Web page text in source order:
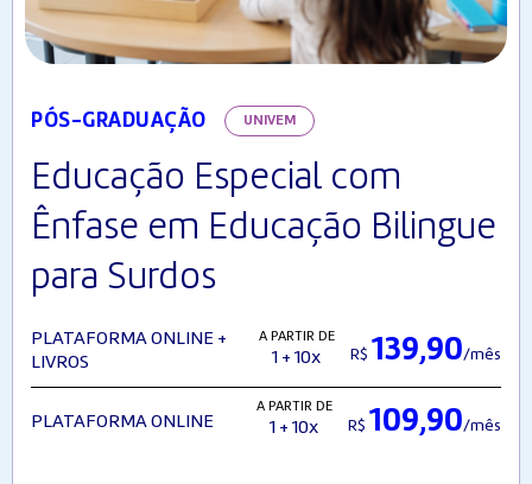
PÓS-GRADUAÇÃO UNIVEM
Educação Especial com
Ênfase em Educação Bilingue
para Surdos
PLATAFORMA ONLINE +
LIVROS
A PARTIR DE
1 + 10x R$ 139,90/mês
PLATAFORMA ONLINE
A PARTIR DE
1 + 10x R$ 109,90/mês